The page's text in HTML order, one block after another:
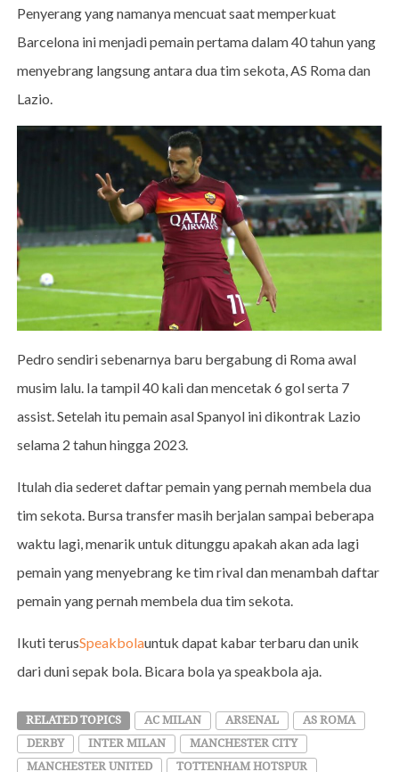
Penyerang yang namanya mencuat saat memperkuat
Barcelona ini menjadi pemain pertama dalam 40 tahun yang
menyebrang langsung antara dua tim sekota, AS Roma dan
Lazio.
Pedro sendiri sebenarnya baru bergabung di Roma awal
musim lalu. Ia tampil 40 kali dan mencetak 6 gol serta 7
assist. Setelah itu pemain asal Spanyol ini dikontrak Lazio
selama 2 tahun hingga 2023.
Itulah dia sederet daftar pemain yang pernah membela dua
tim sekota. Bursa transfer masih berjalan sampai beberapa
waktu lagi, menarik untuk ditunggu apakah akan ada lagi
pemain yang menyebrang ke tim rival dan menambah daftar
pemain yang pernah membela dua tim sekota.
Ikuti terusSpeakbolauntuk dapat kabar terbaru dan unik
dari duni sepak bola. Bicara bola ya speakbola aja.
RELATED TOPICS AC MILAN ARSENAL
AS ROMA
DERBY
INTER MILAN
MANCHESTER CITY
MANCHESTER UNITED
TOTTENHAM HOTSPUR